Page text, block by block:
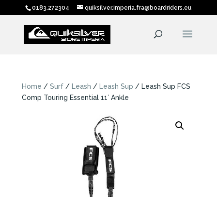
0183.272304 quiksilver.imperia.fra@boardriders.eu
Home / Surf/ Leash / Leash Sup / Leash Sup FCS
Comp Touring Essential 11′ Ankle